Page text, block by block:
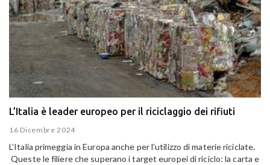
L’Italia è leader europeo per il riciclaggio dei rifiuti
16 Dicembre 2024
L’Italia primeggia in Europa anche per l’utilizzo di materie riciclate.
Queste le filiere che superano i target europei di riciclo: la carta e